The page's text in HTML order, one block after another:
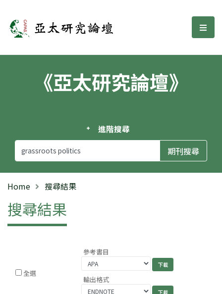
亞太研究論壇 選
《亞太研究論壇》
進階搜尋
Home 搜尋結果
搜尋結果
全選
參考書目
輸出格式